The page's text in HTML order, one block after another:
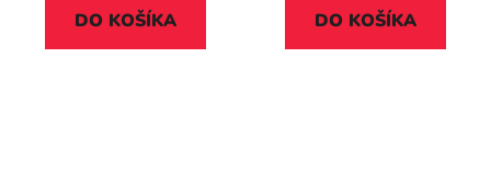
DO KOŠÍKA DO KOŠÍKA